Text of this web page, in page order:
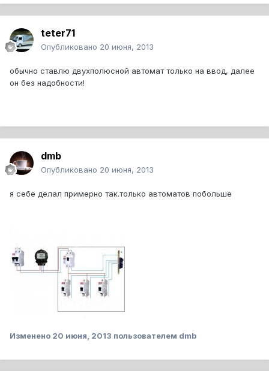
teter71
Опубликовано 20 июня, 2013
обычно ставлю двухполюсной автомат только на ввод, далее
он без надобности!
dmb
Опубликовано 20 июня, 2013
я себе делал примерно так.только автоматов побольше
Изменено 20 июня, 2013 пользователем dmb